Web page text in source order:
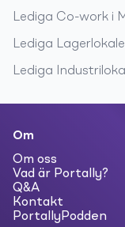
Lediga Co-work i
Lediga
Lediga
Om
Om oss
Vad är Portally?
Q&A
Kontakt
PortallyPodden